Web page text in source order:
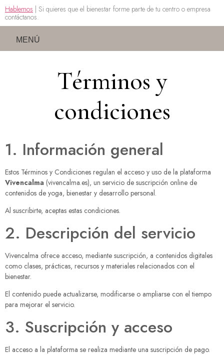
Hablemos | Si quieres que el bienestar forme parte de tu centro o empresa
contáctanos.
MENÚ
Términos y
condiciones
1. Información general
Estos Términos y Condiciones regulan el acceso y uso de la plataforma
Vivencalma (vivencalma.es), un servicio de suscripción online de
contenidos de yoga, bienestar y desarrollo personal.
Al suscribirte, aceptas estas condiciones.
2. Descripción del servicio
Vivencalma ofrece acceso, mediante suscripción, a contenidos digitales
como clases, prácticas, recursos y materiales relacionados con el
bienestar.
El contenido puede actualizarse, modificarse o ampliarse con el tiempo
para mejorar el servicio.
3. Suscripción y acceso
El acceso a la plataforma se realiza mediante una suscripción de pago.